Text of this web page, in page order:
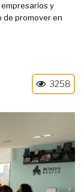
y
de promover en
3258